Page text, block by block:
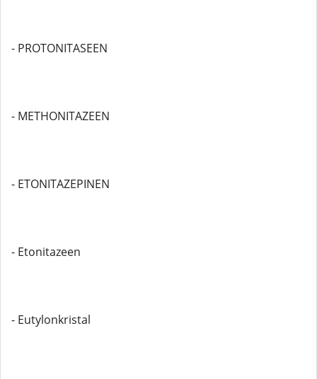
- PROTONITASEEN
- METHONITAZEEN
- ETONITAZEPINEN
- Etonitazeen
- Eutylonkristal